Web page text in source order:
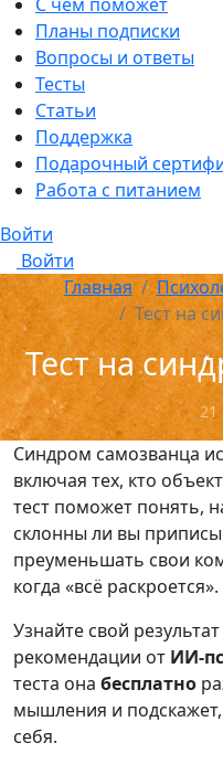
Планы подписки
Вопросы и ответы
Тесты
Статьи
Поддержка
Подарочный
Работа с питанием
Войти
Войти
Главная
Тест на
Тест на
21
Синдром самозванца
включая тех, кто
тест поможет понять,
склонны ли вы
преуменьшать свои
когда «всё раскроется».
Узнайте свой
рекомендации от ИИ-
теста она бесплатно
мышления и подскажет,
себя.